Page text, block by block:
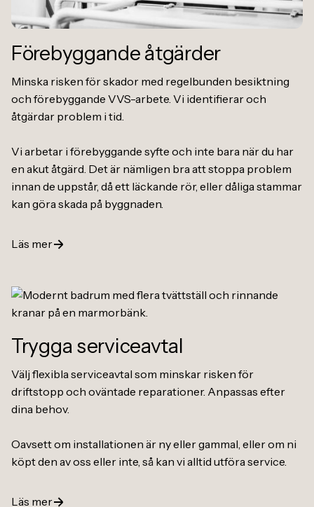
Förebyggande åtgärder
Minska risken för skador med regelbunden besiktning
och förebyggande VVS-arbete. Vi identifierar och
åtgärdar problem i tid.
Vi arbetar i förebyggande syfte och inte bara när du har
en akut åtgärd. Det är nämligen bra att stoppa problem
innan de uppstår, då ett läckande rör, eller dåliga stammar
kan göra skada på byggnaden.
Läs mer
Trygga serviceavtal
Välj flexibla serviceavtal som minskar risken för
driftstopp och oväntade reparationer. Anpassas efter
dina behov.
Oavsett om installationen är ny eller gammal, eller om ni
köpt den av oss eller inte, så kan vi alltid utföra service.
Läs mer